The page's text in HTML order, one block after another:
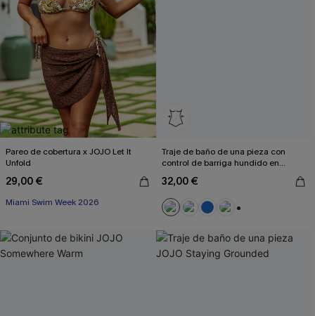
Pareo de cobertura x JOJO Let It
Unfold
29,00 €
Miami Swim Week 2026
Traje de baño de una pieza con
control de barriga hundido en
32,00 €